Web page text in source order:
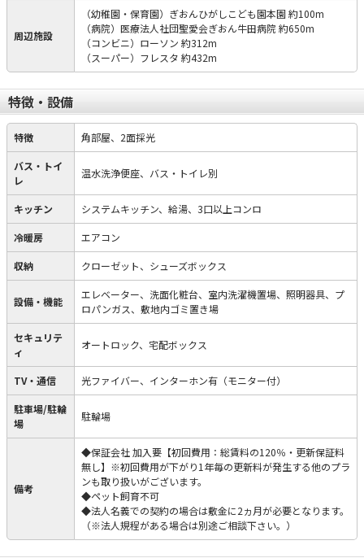
周辺施設
（幼稚園・保育園）ぎおんひがしこども園本園 約100m
（病院）医療法人社団聖愛会ぎおん牛田病院 約650m
（コンビニ）ローソン 約312m
（スーパー）フレスタ 約432m
特徴・設備
特徴 角部屋、2面採光
バス・トイ
レ
温水洗浄便座、バス・トイレ別
キッチン システムキッチン、給湯、3口以上コンロ
冷暖房 エアコン
収納 クローゼット、シューズボックス
設備・機能
エレベーター、洗面化粧台、室内洗濯機置場、照明器具、プ
ロパンガス、敷地内ゴミ置き場
セキュリテ
ィ
オートロック、宅配ボックス
TV・通信 光ファイバー、インターホン有（モニター付）
駐車場/駐輪
場
駐輪場
備考
◆保証会社 加入要【初回費用：総賃料の120％・更新保証料
無し】※初回費用が下がり1年毎の更新料が発生する他のプラ
ンも取り扱いがございます。
◆ペット飼育不可
◆法人名義での契約の場合は敷金に2ヵ月が必要となります。
（※法人規程がある場合は別途ご相談下さい。）